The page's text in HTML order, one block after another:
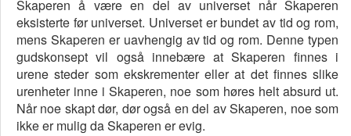
Skaperen å være en del av universet når Skaperen
eksisterte før universet. Universet er bundet av tid og rom,
mens Skaperen er uavhengig av tid og rom. Denne typen
gudskonsept vil også innebære at Skaperen finnes i
urene steder som ekskrementer eller at det finnes slike
urenheter inne i Skaperen, noe som høres helt absurd ut.
Når noe skapt dør, dør også en del av Skaperen, noe som
ikke er mulig da Skaperen er evig.